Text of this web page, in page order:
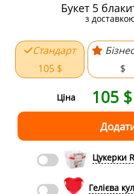
Букет 5
з
Стандарт
105 $
$
Ціна 105 $
Цукерки
Гелієва